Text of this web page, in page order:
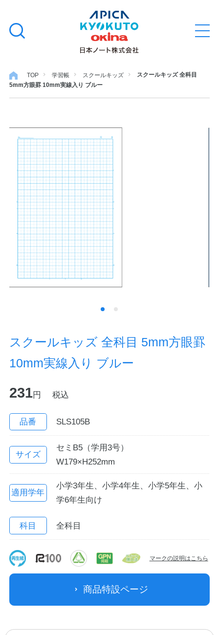
文
キ
ッ
検
る
ノート・メモ
ファイル・バインダー
日用・事務用品
特集・コラム
ノートの豆知識
探求・自主学習のすすめ
工場フォトツアー
企業情報 SDGsと未来
カタログ
English
教職員の皆さまへ
法人のお客様へ
TOP 学習帳 スクールキッズ
スクールキッズ 全科目
5mm方眼罫 10mm実線入り ブルー
スクールキッズ 全科目 5mm方眼罫
10mm実線入り ブルー
231円 税込
品番 SLS105B
サイズ
セミB5（学用3号）
W179×H252mm
適用学年
小学3年生、小学4年生、小学5年生、小
学6年生向け
科目 全科目
マークの説明はこちら
商品特設ページ